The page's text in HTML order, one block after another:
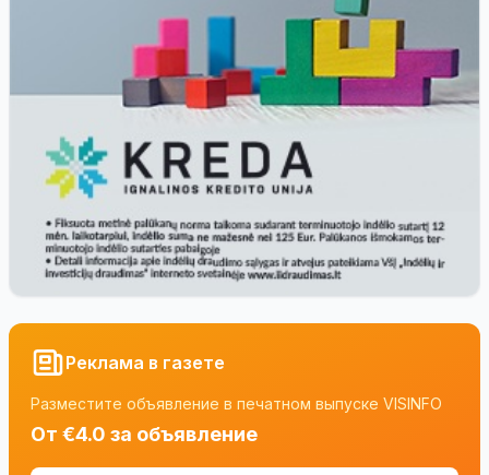
Реклама в газете
Разместите объявление в печатном выпуске VISINFO
От €4.0 за объявление